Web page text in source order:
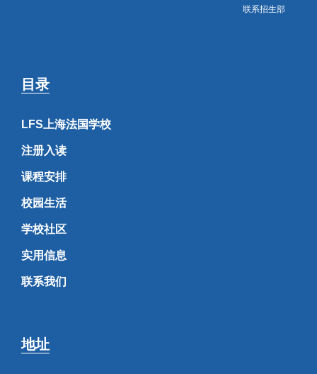
联系招生部
目录
LFS上海法国学校
注册入读
课程安排
校园生活
学校社区
实用信息
联系我们
地址